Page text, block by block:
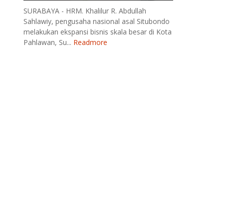
SURABAYA - HRM. Khalilur R. Abdullah
Sahlawiy, pengusaha nasional asal Situbondo
melakukan ekspansi bisnis skala besar di Kota
Pahlawan, Su... Readmore